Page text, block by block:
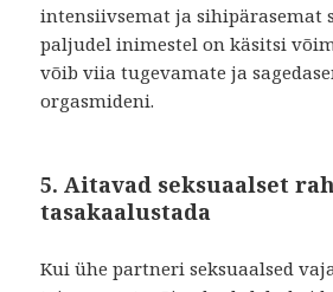
intensiivsemat ja
paljudel inimestel on käsitsi
võib viia tugevamate ja
orgasmideni.
5. Aitavad seksuaalset
tasakaalustada
Kui ühe partneri seksuaalsed